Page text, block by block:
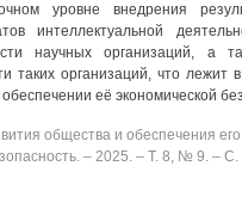
уровне внедрения
интеллектуальной
научных организаций, а
таких организаций, что лежит
её экономической
общества и обеспечения его
‒ 2025. ‒ Т. 8, № 9. ‒